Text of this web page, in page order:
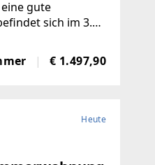
gute
sich im 3.
Küche-
€ 1.497,90
Heute